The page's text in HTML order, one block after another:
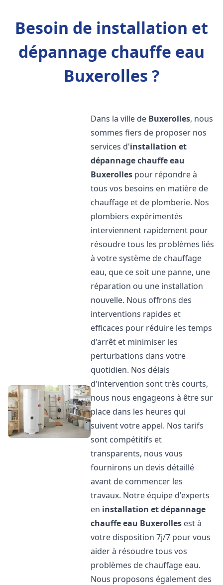
Besoin de installation et
dépannage chauffe eau
Buxerolles ?
Dans la ville de Buxerolles, nous
sommes fiers de proposer nos
services d'installation et
dépannage chauffe eau
Buxerolles pour répondre à
tous vos besoins en matière de
chauffage et de plomberie. Nos
plombiers expérimentés
interviennent rapidement pour
résoudre tous les problèmes liés
à votre système de chauffage
eau, que ce soit une panne, une
réparation ou une installation
nouvelle. Nous offrons des
interventions rapides et
efficaces pour réduire les temps
d'arrêt et minimiser les
perturbations dans votre
quotidien. Nos délais
d'intervention sont très courts,
nous nous engageons à être sur
place dans les heures qui
suivent votre appel. Nos tarifs
sont compétitifs et
transparents, nous vous
fournirons un devis détaillé
avant de commencer les
travaux. Notre équipe d'experts
en installation et dépannage
chauffe eau Buxerolles est à
votre disposition 7j/7 pour vous
aider à résoudre tous vos
problèmes de chauffage eau.
Nous proposons également des